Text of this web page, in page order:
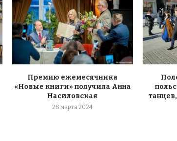
Премию ежемесячника
«Новые книги» получила Анна
Насиловская
28 марта 2024